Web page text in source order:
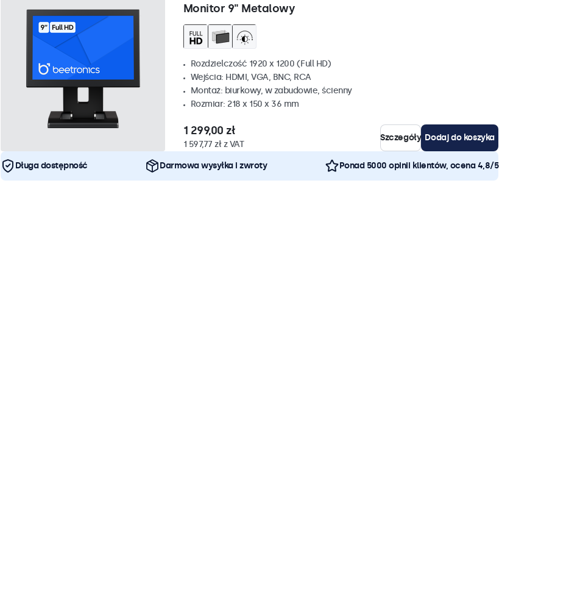
Monitor 9" Metalowy
Rozdzielczość 1920 x 1200 (Full HD)
Wejścia: HDMI, VGA, BNC, RCA
Montaż: biurkowy, w zabudowie, ścienny
Rozmiar: 218 x 150 x 36 mm
1 299,00 zł
1 597,77 zł z VAT
Szczegóły Dodaj do koszyka
Długa dostępność Darmowa wysyłka i zwroty Ponad 5000 opinii klientów, ocena 4,8/5